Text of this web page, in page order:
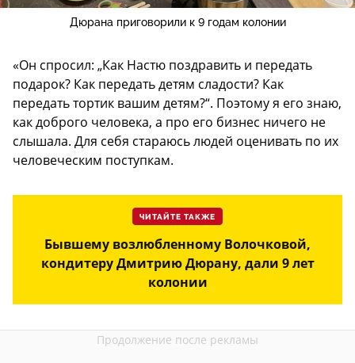
Дюрана приговорили к 9 годам колонии
«Он спросил: „Как Настю поздравить и передать
подарок? Как передать детям сладости? Как
передать тортик вашим детям?“. Поэтому я его знаю,
как доброго человека, а про его бизнес ничего не
слышала. Для себя стараюсь людей оценивать по их
человеческим поступкам.
ЧИТАЙТЕ ТАКЖЕ
Бывшему возлюбленному Волочковой,
кондитеру Дмитрию Дюрану, дали 9 лет
колонии